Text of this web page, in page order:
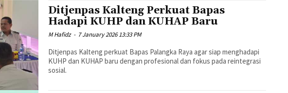
Ditjenpas Kalteng Perkuat Bapas
Hadapi KUHP dan KUHAP Baru
M Hafidz - 7 January 2026 13:33 PM
Ditjenpas Kalteng perkuat Bapas Palangka Raya agar siap menghadapi
KUHP dan KUHAP baru dengan profesional dan fokus pada reintegrasi
sosial.